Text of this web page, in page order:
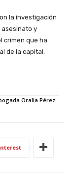
la investigación
asesinato y
crimen que ha
de la capital.
Oralia Pérez